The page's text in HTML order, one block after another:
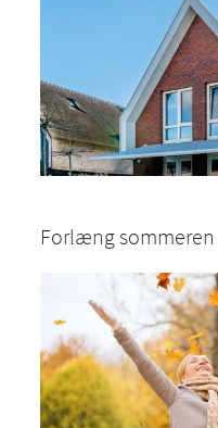
Forlæng sommeren